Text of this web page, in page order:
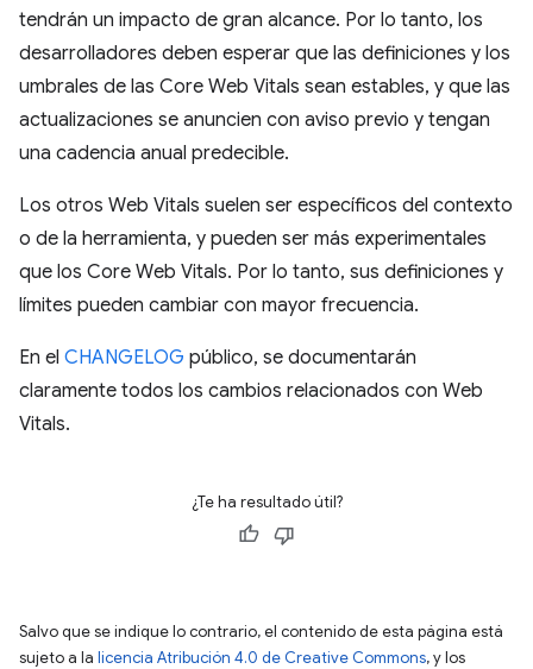
tendrán un impacto de gran alcance. Por lo tanto, los
desarrolladores deben esperar que las definiciones y los
umbrales de las Core Web Vitals sean estables, y que las
actualizaciones se anuncien con aviso previo y tengan
una cadencia anual predecible.
Los otros Web Vitals suelen ser específicos del contexto
o de la herramienta, y pueden ser más experimentales
que los Core Web Vitals. Por lo tanto, sus definiciones y
límites pueden cambiar con mayor frecuencia.
En el CHANGELOG público, se documentarán
claramente todos los cambios relacionados con Web
Vitals.
¿Te ha resultado útil?
Salvo que se indique lo contrario, el contenido de esta página está
sujeto a la licencia Atribución 4.0 de Creative Commons, y los